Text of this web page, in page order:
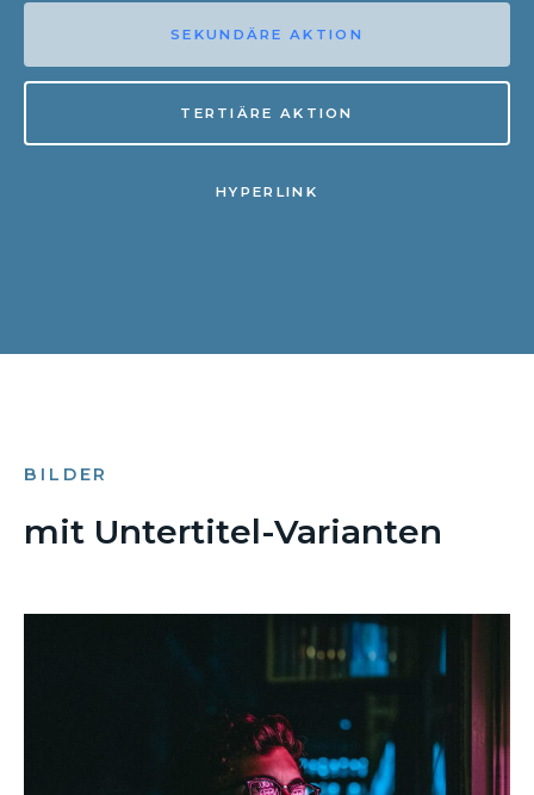
SEKUNDÄRE AKTION
TERTIÄRE AKTION
HYPERLINK
BILDER
mit Untertitel-Varianten